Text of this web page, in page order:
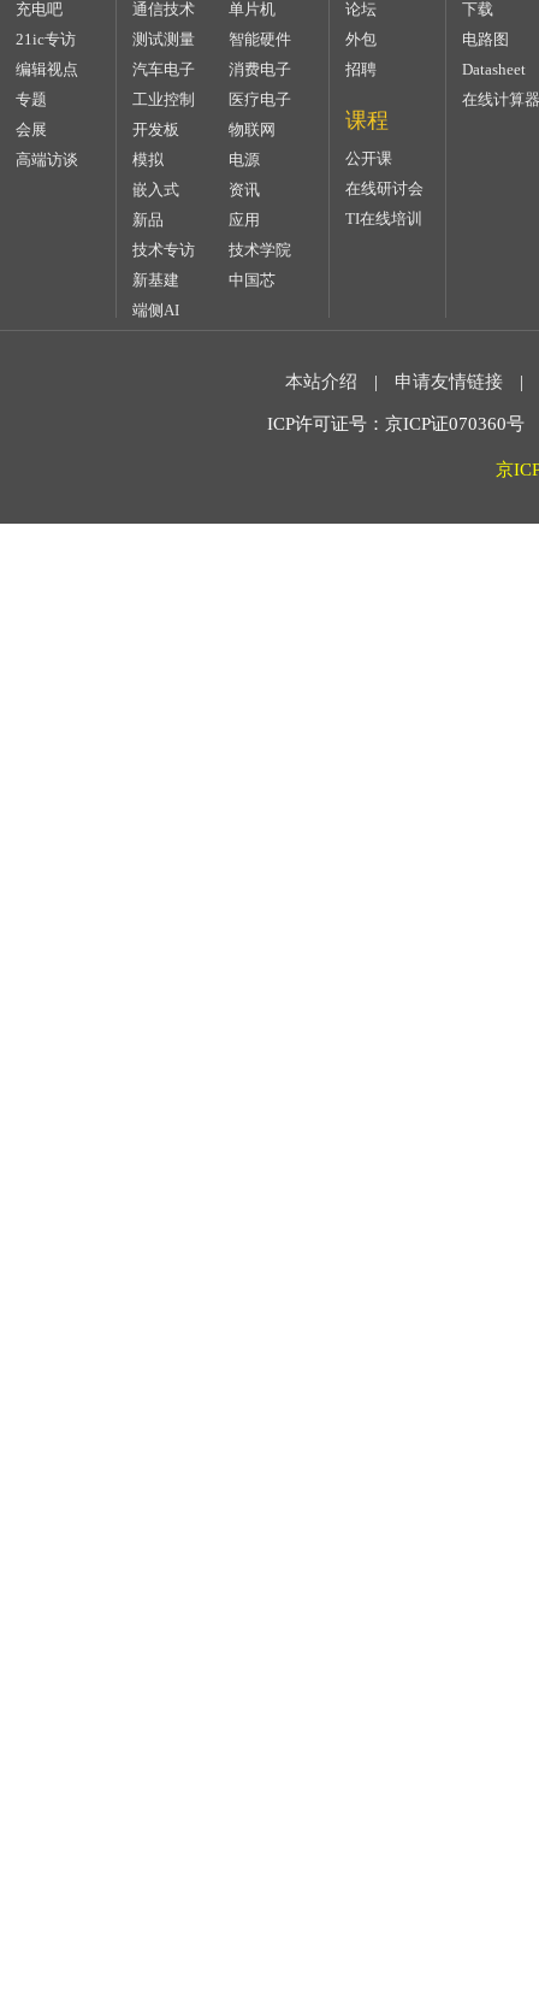
充电吧
21ic专访
编辑视点
专题
会展
高端访谈
通信技术
单片机
测试测量
智能硬件
汽车电子
消费电子
工业控制
医疗电子
开发板
物联网
模拟
电源
嵌入式
资讯
新品
应用
技术专访
技术学院
新基建
中国芯
端侧AI
论坛
外包
招聘
课程
公开课
在线研讨会
TI在线培训
下载
电路图
Datasheet
在线计算器
本站介绍 | 申请友情链接 |
ICP许可证号：京ICP证070360
京